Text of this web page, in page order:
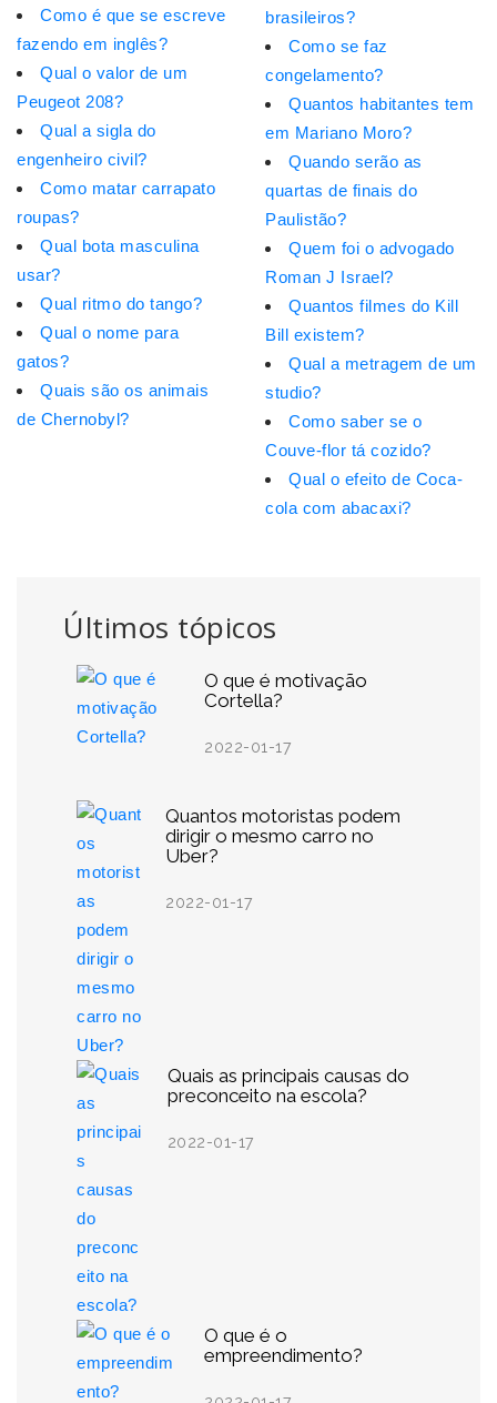
Últimos tópicos
O que é motivação
Cortella?
2022-01-17
Quantos motoristas podem
dirigir o mesmo carro no
Uber?
2022-01-17
Quais as principais causas do
preconceito na escola?
2022-01-17
O que é o
empreendimento?
Como é que se escreve
fazendo em inglês?
Qual o valor de um
Peugeot 208?
Qual a sigla do
engenheiro civil?
Como matar carrapato
roupas?
Qual bota masculina
usar?
Qual ritmo do tango?
Qual o nome para
gatos?
Quais são os animais
de Chernobyl?
brasileiros?
Como se faz
congelamento?
Quantos habitantes tem
em Mariano Moro?
Quando serão as
quartas de finais do
Paulistão?
Quem foi o advogado
Roman J Israel?
Quantos filmes do Kill
Bill existem?
Qual a metragem de um
studio?
Como saber se o
Couve-flor tá cozido?
Qual o efeito de Coca-
cola com abacaxi?